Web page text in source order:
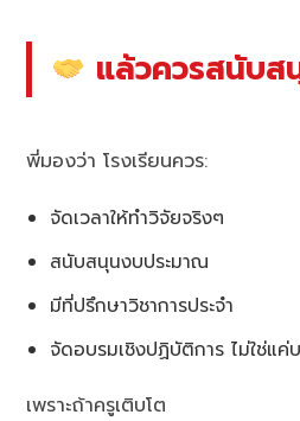
แล้วควรสนับส
พี่มองว่า โรงเรียนควร:
จัดเวลาให้ทำวิจัยจริงๆ
สนับสนุนงบประมาณ
มีที่ปรึกษาวิชาการประจำ
จัดอบรมเชิงปฏิบัติการ ไม่ใช่แค่
เพราะถ้าครูเติบโต